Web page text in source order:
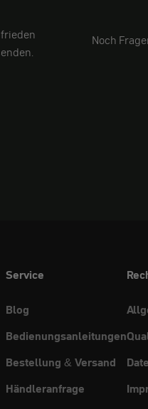
Noch
Service
Blog
Bedienungsanleitungen
Bestellung & Versand
Händleranfrage